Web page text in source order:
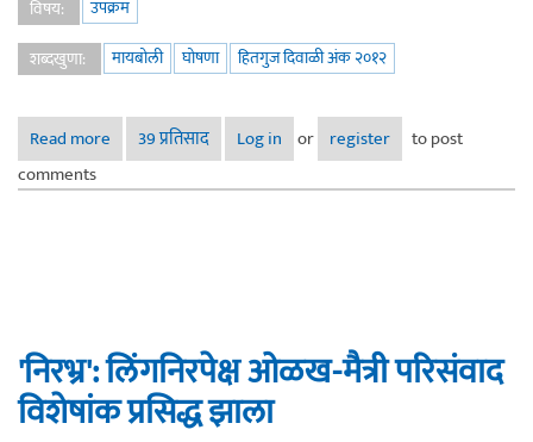
विषय:
उपक्रम
शब्दखुणा:
मायबोली घोषणा हितगुज दिवाळी अंक २०१२
Read more about हितगुज दिवाळी अंक २०१२ - शुभकार्यारंभ
39 प्रतिसाद Log in or register
to post
comments
'निरभ्र': लिंगनिरपेक्ष ओळख-मैत्री परिसंवाद
विशेषांक प्रसिद्ध झाला